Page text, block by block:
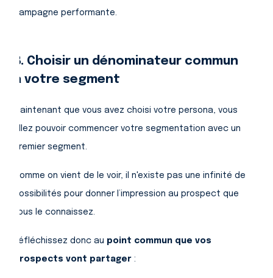
campagne performante.
B. Choisir un dénominateur commun
à votre segment
Maintenant que vous avez choisi votre persona, vous
allez pouvoir commencer votre segmentation avec un
premier segment.
Comme on vient de le voir, il n'existe pas une infinité de
possibilités pour donner l’impression au prospect que
vous le connaissez.
Réfléchissez donc au point commun que vos
prospects vont partager :